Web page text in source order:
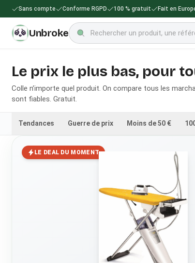
Sans compte Conforme RGPD 100 % gratuit Fait en
Unbroke
Le prix le plus bas, pour
Colle n’importe quel produit. On compare tous les
sont fiables. Gratuit.
Tendances Guerre de prix Moins de 50 €
LE DEAL DU MOMENT